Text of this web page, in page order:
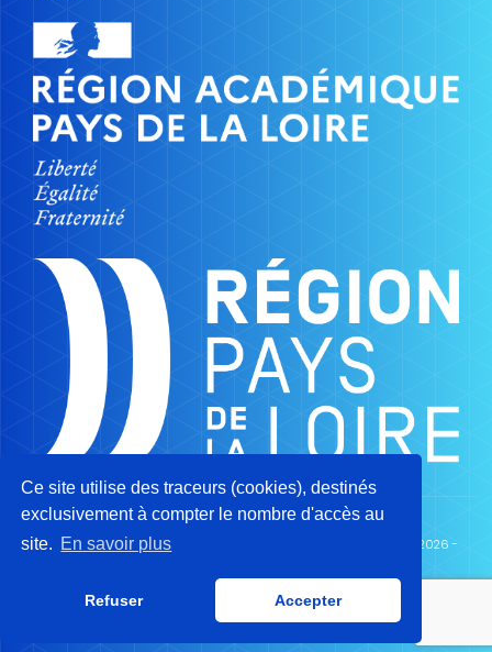
Ce site utilise des traceurs (cookies), destinés
exclusivement à compter le nombre d'accès au
site. En savoir plus
Refuser Accepter
CAMPUS DES MÉTIERS ET DES QUALIFICATIONS DE L’AÉRONAUTIQUE ©2026 -